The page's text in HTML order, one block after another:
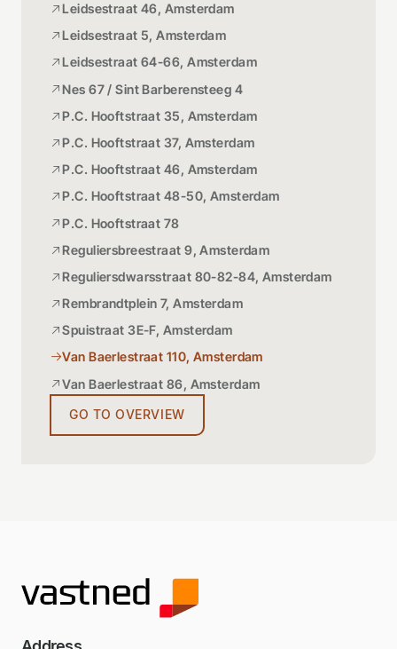
Leidsestraat 46, Amsterdam
Leidsestraat 5, Amsterdam
Leidsestraat 64-66, Amsterdam
Nes 67 / Sint Barberensteeg 4
P.C. Hooftstraat 35, Amsterdam
P.C. Hooftstraat 37, Amsterdam
P.C. Hooftstraat 46, Amsterdam
P.C. Hooftstraat 48-50, Amsterdam
P.C. Hooftstraat 78
Reguliersbreestraat 9, Amsterdam
Reguliersdwarsstraat 80-82-84, Amsterdam
Rembrandtplein 7, Amsterdam
Spuistraat 3E-F, Amsterdam
Van Baerlestraat 110, Amsterdam
Van Baerlestraat 86, Amsterdam
GO TO OVERVIEW